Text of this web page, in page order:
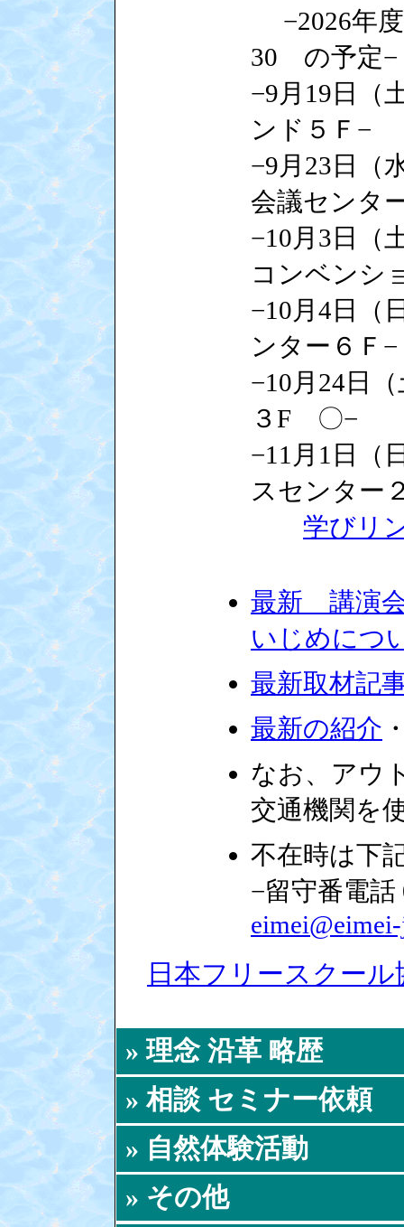
−2026年
30 の予定−
−9月19日（
ンド５Ｆ−
−9月23日（
会議センタ
−10月3日（
コンベンシ
−10月4日（
ンター６Ｆ−
−10月24日
３F 〇−
−11月1日（
スセンター
学びリ
最新 講演
いじめにつ
最新取材記
最新の紹介
なお、アウ
交通機関を
不在時は下
−留守番電
日本フリースクール
» 理念 沿革 略歴
− 初めての方へ
− 取り組み
− 沿革
» 相談 セミナー依頼
− ご相談はこちら
− ボランティアスタッフの募集
» 自然体験活動
− 2021年度（2021年4月～）体験活動予定
» その他